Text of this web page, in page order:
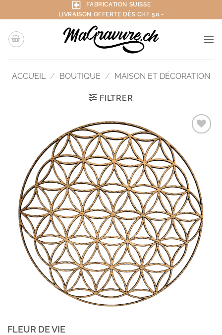
au
contenu
FABRICATION SUISSE
LIVRAISON OFFERTE DÈS CHF 50.-
ACCUEIL / BOUTIQUE / MAISON ET DÉCORATION
FILTRER
produits
favoris
FLEUR DE VIE